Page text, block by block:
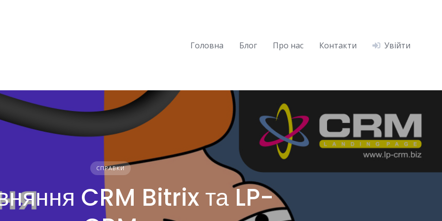
Головна
Блог Про нас Контакти Увійти
СПРАВКИ
CRM Bitrix та LP-